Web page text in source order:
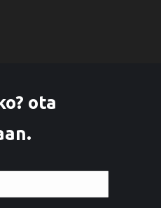
ota